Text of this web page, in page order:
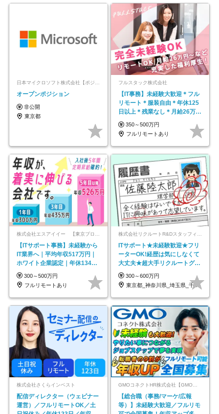
日本マイクロソフト株式会社【ポジションマッチ登録】
オープンポジション
非公開
東京都
フルスタック株式会社
【IT事務】未経験大歓迎＊フル
リモート＊服装自由＊年休125
日以上＊残業なし＊月給26万円
以上
350～500万円
フルリモートあり
【ITサポート事務】未経験から
IT業界へ｜平均年収517万円｜
ホワイト企業認定｜年休134日
｜リモートOK
300～500万円
フルリモートあり
ITサポート★未経験歓迎★フリ
ーターOK!経歴は気にしなくて
大丈夫★超大手リクルートグル
ープの正社員/sg
300～600万円
東京都_神奈川県_埼玉県_千葉県_大阪府…
株式会社さくらインベスト
配信ディレクター（ウェビナー
運営）／フルリモートOK／土
GMOコネクトHR株式会社【GMOインターネットグループ】
【総合職（事務/マーケ/広報
等）】未経験大歓迎／フルリモ